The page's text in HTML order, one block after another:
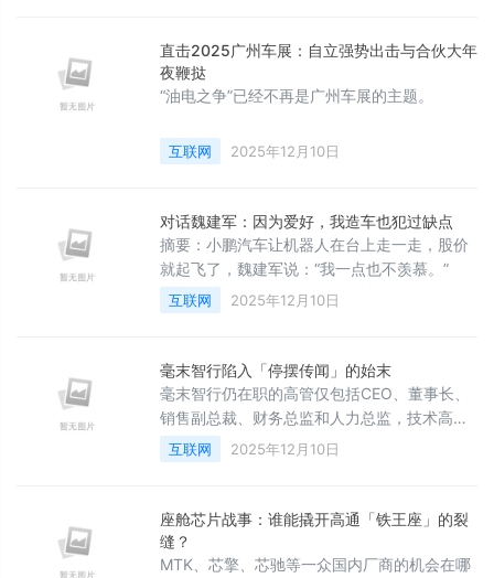
直击2025广州车展：自立强势出击与合伙大年
夜鞭挞
“油电之争”已经不再是广州车展的主题。
互联网 2025年12月10日
对话魏建军：因为爱好，我造车也犯过缺点
摘要：小鹏汽车让机器人在台上走一走，股价
就起飞了，魏建军说：“我一点也不羡慕。”
互联网 2025年12月10日
毫末智行陷入「停摆传闻」的始末
毫末智行仍在职的高管仅包括CEO、董事长、
销售副总裁、财务总监和人力总监，技术高管
只剩一名。
互联网 2025年12月10日
座舱芯片战事：谁能撬开高通「铁王座」的裂
缝？
MTK、芯擎、芯驰等一众国内厂商的机会在哪